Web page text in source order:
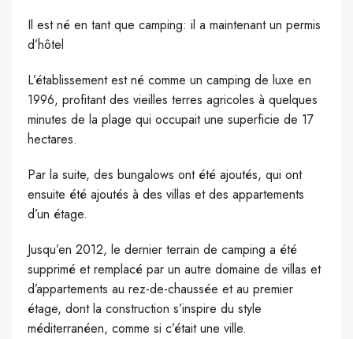
Il est né en tant que camping: il a maintenant un permis
d’hôtel
L’établissement est né comme un camping de luxe en
1996, profitant des vieilles terres agricoles à quelques
minutes de la plage qui occupait une superficie de 17
hectares.
Par la suite, des bungalows ont été ajoutés, qui ont
ensuite été ajoutés à des villas et des appartements
d’un étage.
Jusqu’en 2012, le dernier terrain de camping a été
supprimé et remplacé par un autre domaine de villas et
d’appartements au rez-de-chaussée et au premier
étage, dont la construction s’inspire du style
méditerranéen, comme si c’était une ville.